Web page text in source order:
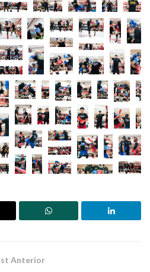
Anterior